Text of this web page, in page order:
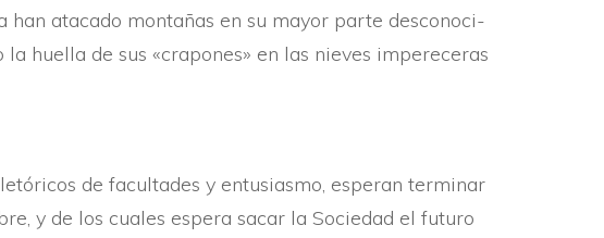
han atacado montañas en su mayor parte desconoci­
huella de sus «crapones» en las nieves impereceras
de facultades y entusiasmo, esperan terminar
y de los cuales espera sacar la Sociedad el futuro